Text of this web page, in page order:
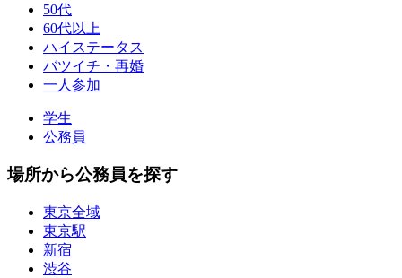
50代
60代以上
ハイステータス
バツイチ・再婚
一人参加
学生
公務員
場所から公務員を探す
東京全域
東京駅
新宿
渋谷